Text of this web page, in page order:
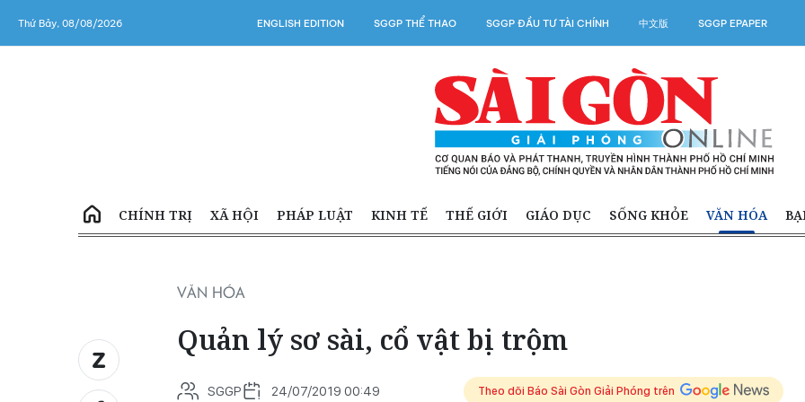
Thứ Bảy, 08/08/2026 ENGLISH EDITION SGGP THỂ THAO SGGP ĐẦU TƯ TÀI CHÍNH 中文版 SGGP EPAPER
CHÍNH TRỊ XÃ HỘI PHÁP LUẬT KINH TẾ THẾ GIỚI GIÁO DỤC SỐNG KHỎE VĂN HÓA
VĂN HÓA
Quản lý sơ sài, cổ vật bị trộm
SGGP 24/07/2019 00:49 Theo dõi Báo Sài Gòn Giải Phóng trên